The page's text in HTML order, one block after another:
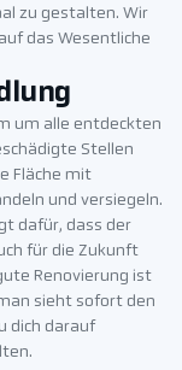
zu gestalten. Wir
das Wesentliche
um alle entdeckten
Stellen
Fläche mit
und versiegeln.
dafür, dass der
für die Zukunft
Renovierung ist
sieht sofort den
dich darauf